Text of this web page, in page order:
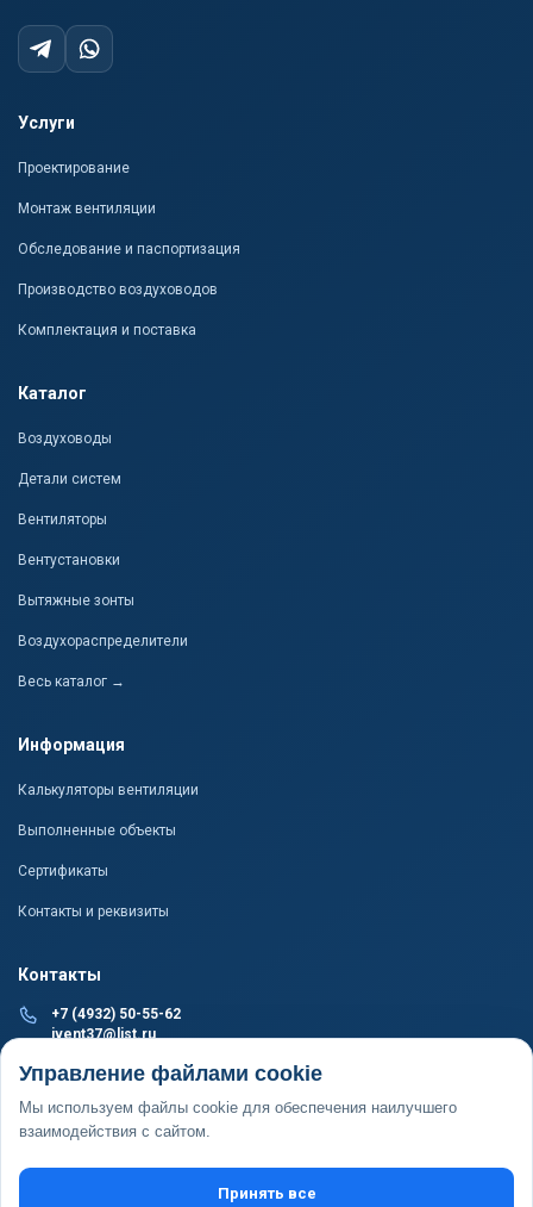
Услуги
Проектирование
Монтаж вентиляции
Обследование и паспортизация
Производство воздуховодов
Комплектация и поставка
Каталог
Воздуховоды
Детали систем
Вентиляторы
Вентустановки
Вытяжные зонты
Воздухораспределители
Весь каталог →
Информация
Калькуляторы вентиляции
Выполненные объекты
Сертификаты
Контакты и реквизиты
Контакты
+7 (4932) 50-55-62
ivent37@list.ru
ПРОИЗВОДСТВО И СКЛАД
г. Иваново, пер. 1-й Подъельновский, д. 24, пом. 1
ОФИС
г. Иваново, ул. Революционная, д. 20Б, пом. 1002
Управление файлами cookie
Мы используем файлы cookie для обеспечения наилучшего
взаимодействия с сайтом.
Принять все